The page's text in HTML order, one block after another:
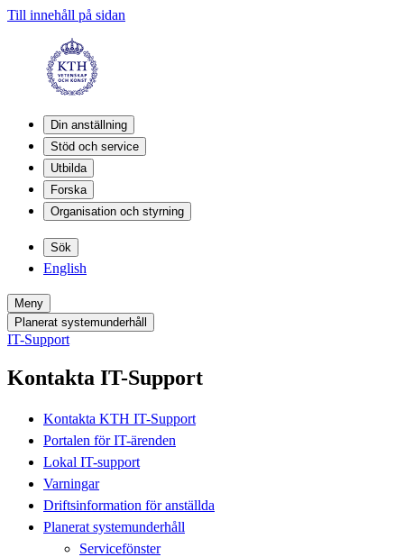
Till innehåll på sidan
Din anställning
Stöd och service
Utbilda
Forska
Organisation och styrning
Sök
English
Meny
Planerat systemunderhåll
IT-Support
Kontakta IT-Support
Kontakta KTH IT-Support
Portalen för IT-ärenden
Lokal IT-support
Varningar
Driftsinformation för anställda
Planerat systemunderhåll
Servicefönster